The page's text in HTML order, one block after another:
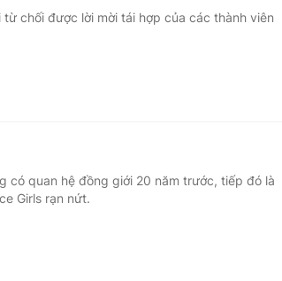
Học trực tuyến
chối được lời mời tái hợp của các thành viên
có quan hệ đồng giới 20 năm trước, tiếp đó là
Girls rạn nứt.